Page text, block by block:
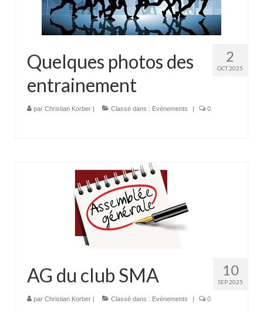
2
OCT 2025
Quelques photos des
entrainement
par Christian Korber | Classé dans : Evènements | 0
10
SEP 2025
AG du club SMA
par Christian Korber | Classé dans : Evènements | 0